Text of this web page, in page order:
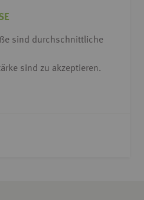
sind durchschnittliche
sind zu akzeptieren.